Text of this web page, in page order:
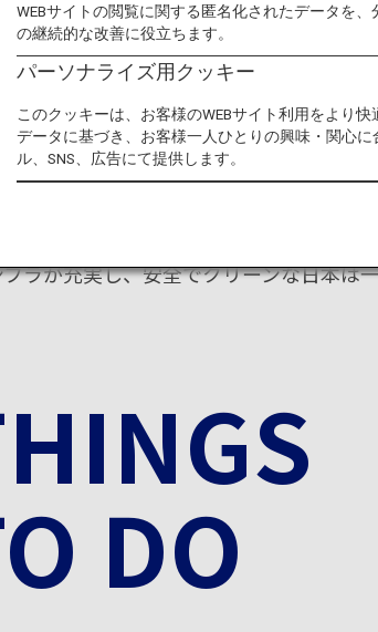
らしい旅のスタイル Solo Travellers
で見つける自分しか
ラが充実し、安全でクリーンな日本は
DO
WEBサイトの閲覧に関する匿名化されたデータを
の継続的な改善に役立ちます。
パーソナライズ用クッキー
このクッキーは、お客様のWEBサイト利用をより
データに基づき、お客様一人ひとりの興味・関心
ル、SNS、広告にて提供します。